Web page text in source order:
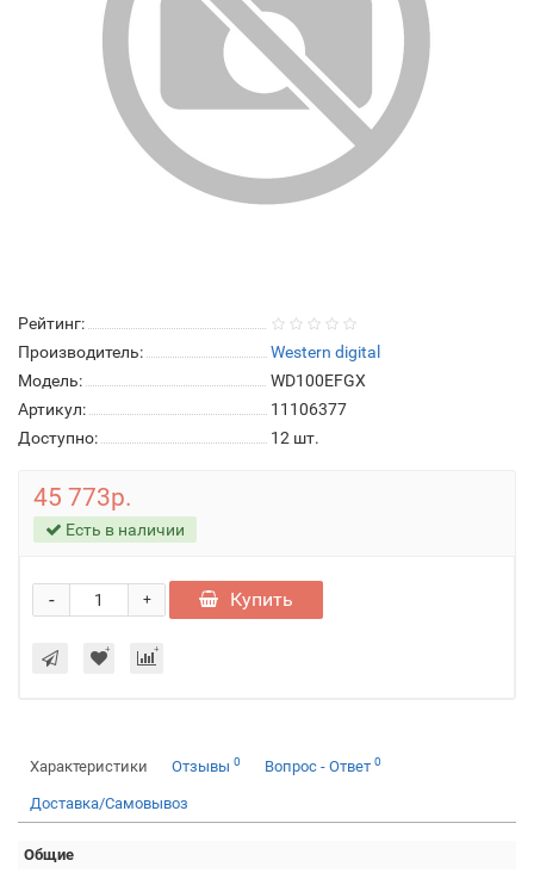
Рейтинг:
Производитель:
Western digital
Модель:
WD100EFGX
Артикул:
11106377
Доступно:
12 шт.
45 773р.
Есть в наличии
+
- Купить
Характеристики Отзывы 0 Вопрос - Ответ 0
Доставка/Самовывоз
Общие